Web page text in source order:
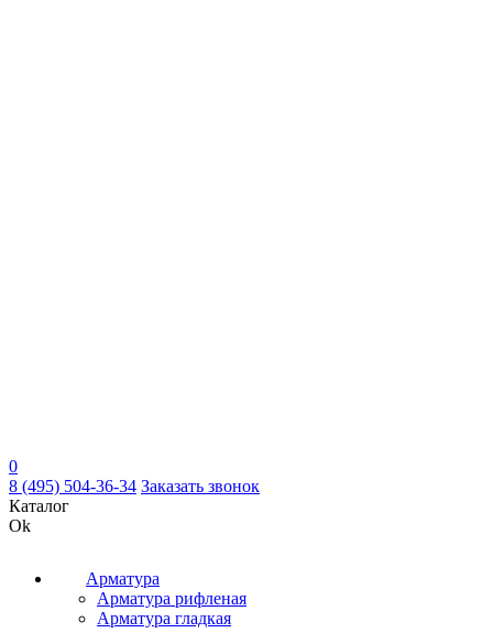
0
8 (495) 504-36-34 Заказать звонок
Каталог
Ok
Арматура
Арматура рифленая
Арматура гладкая